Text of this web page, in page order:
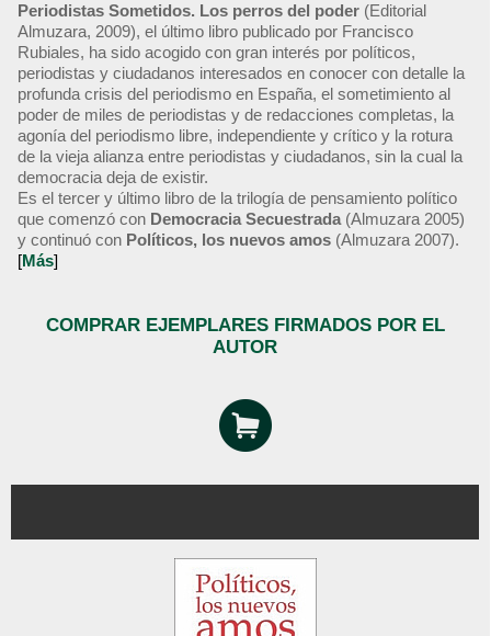
Periodistas Sometidos. Los perros del poder (Editorial
Almuzara, 2009), el último libro publicado por Francisco
Rubiales, ha sido acogido con gran interés por políticos,
periodistas y ciudadanos interesados en conocer con detalle la
profunda crisis del periodismo en España, el sometimiento al
poder de miles de periodistas y de redacciones completas, la
agonía del periodismo libre, independiente y crítico y la rotura
de la vieja alianza entre periodistas y ciudadanos, sin la cual la
democracia deja de existir.
Es el tercer y último libro de la trilogía de pensamiento político
que comenzó con Democracia Secuestrada (Almuzara 2005)
y continuó con Políticos, los nuevos amos (Almuzara 2007).
[Más]
COMPRAR EJEMPLARES FIRMADOS POR EL
AUTOR